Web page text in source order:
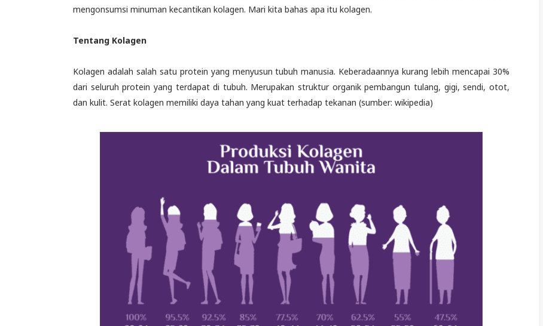
mengonsumsi minuman kecantikan kolagen. Mari kita bahas apa itu kolagen.
Tentang Kolagen
Kolagen adalah salah satu protein yang menyusun tubuh manusia. Keberadaannya kurang lebih mencapai 30%
dari seluruh protein yang terdapat di tubuh. Merupakan struktur organik pembangun tulang, gigi, sendi, otot,
dan kulit. Serat kolagen memiliki daya tahan yang kuat terhadap tekanan (sumber: wikipedia)